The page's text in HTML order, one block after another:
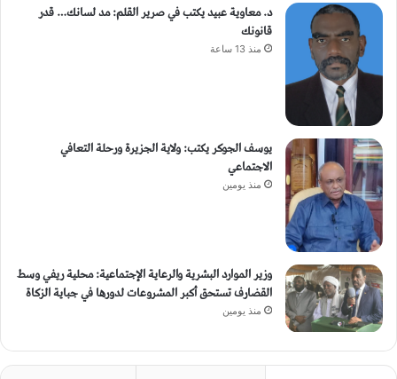
د. معاوية عبيد يكتب في صرير القلم: مد لسانك… قدر
قانونك
منذ 13 ساعة
يوسف الجوكر يكتب: ولاية الجزيرة ورحلة التعافي
الاجتماعي
منذ يومين
وزير الموارد البشرية والرعاية الإجتماعية: محلية ريفي وسط
القضارف تستحق أكبر المشروعات لدورها في جباية الزكاة
منذ يومين